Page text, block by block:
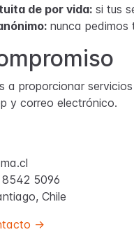
de por vida: si tus
nunca pedimos
a proporcionar
y correo electrónico.
8542 5096
Chile
→